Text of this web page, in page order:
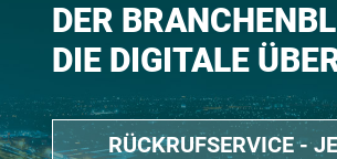
DER
DIE DIGITALE
RÜCKRUFSERVICE -